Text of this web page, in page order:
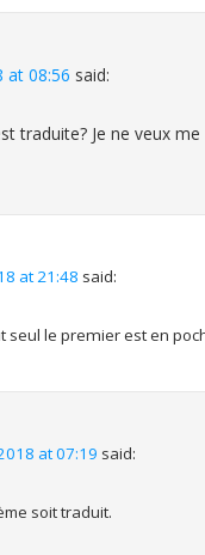
at 08:56 said:
traduite? Je ne veux
at 21:48 said:
seul le premier est en
at 07:19 said:
soit traduit.